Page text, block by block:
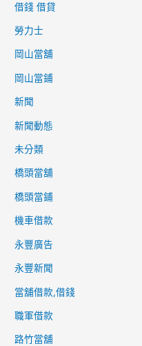
字
:
借錢 借貸
勞力士
岡山當舖
岡山當鋪
新聞
新聞動態
未分類
橋頭當舖
橋頭當鋪
機車借款
永豐廣告
永豐新聞
當舖借款,借錢
職軍借款
路竹當舖